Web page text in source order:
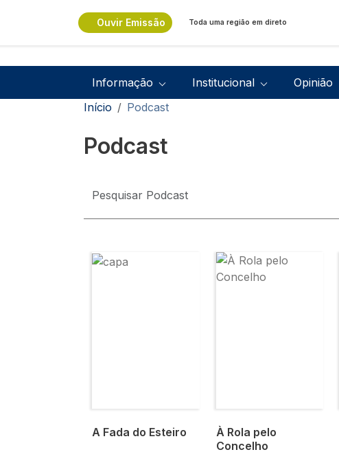
Ouvir Emissão Toda uma região em direto
Navegação principal
Informação Institucional Opinião
Navegação estrutural
Início Podcast
Podcast
Imagem
A Fada do Esteiro
Imagem
À Rola pelo
Concelho